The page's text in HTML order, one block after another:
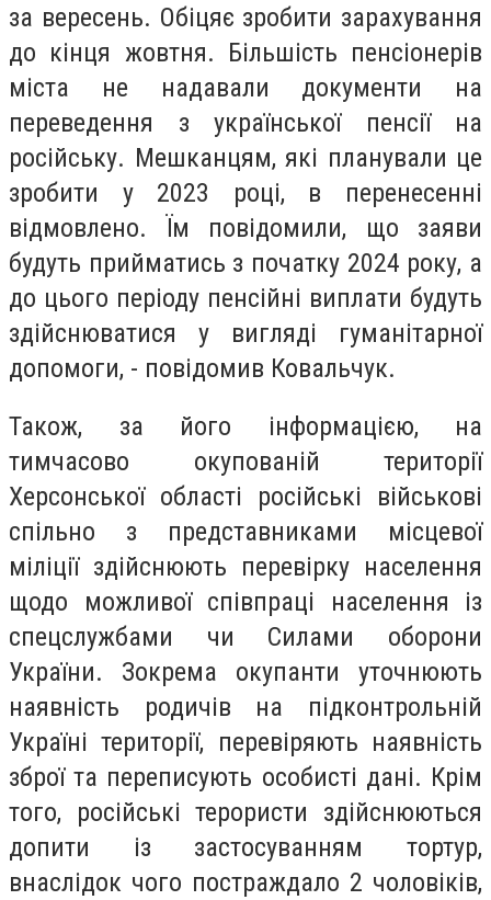
за вересень. Обіцяє зробити зарахування
до кінця жовтня. Більшість пенсіонерів
міста не надавали документи на
переведення з української пенсії на
російську. Мешканцям, які планували це
зробити у 2023 році, в перенесенні
відмовлено. Їм повідомили, що заяви
будуть прийматись з початку 2024 року, а
до цього періоду пенсійні виплати будуть
здійснюватися у вигляді гуманітарної
допомоги, - повідомив Ковальчук.
Також, за його інформацією, на
тимчасово окупованій території
Херсонської області російські військові
спільно з представниками місцевої
міліції здійснюють перевірку населення
щодо можливої співпраці населення із
спецслужбами чи Силами оборони
України. Зокрема окупанти уточнюють
наявність родичів на підконтрольній
Україні території, перевіряють наявність
зброї та переписують особисті дані. Крім
того, російські терористи здійснюються
допити із застосуванням тортур,
внаслідок чого постраждало 2 чоловіків,